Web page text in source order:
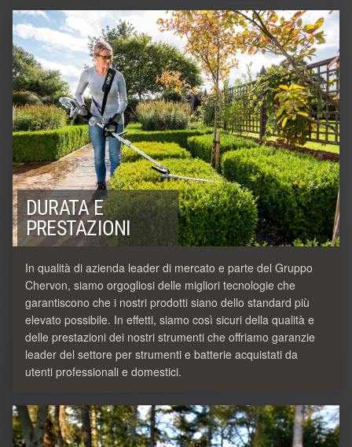
DURATA E
PRESTAZIONI
In qualità di azienda leader di mercato e parte del Gruppo
Chervon, siamo orgogliosi delle migliori tecnologie che
garantiscono che i nostri prodotti siano dello standard più
elevato possibile. In effetti, siamo così sicuri della qualità e
delle prestazioni dei nostri strumenti che offriamo garanzie
leader del settore per strumenti e batterie acquistati da
utenti professionali e domestici.